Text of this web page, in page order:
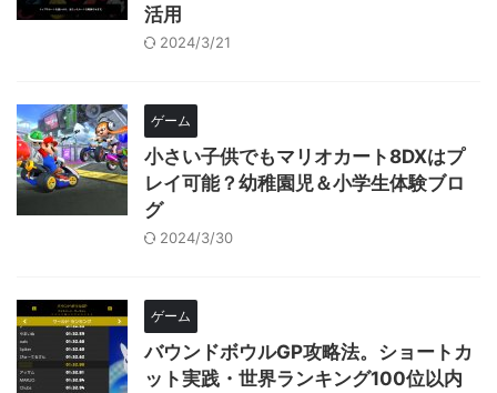
活用
2024/3/21
ゲーム
小さい子供でもマリオカート8DXはプ
レイ可能？幼稚園児＆小学生体験ブロ
グ
2024/3/30
ゲーム
バウンドボウルGP攻略法。ショートカ
ット実践・世界ランキング100位以内